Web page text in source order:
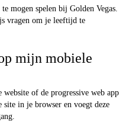
mogen spelen bij Golden Vegas.
vragen om je leeftijd te
mijn mobiele
of de progressive web app
site in je browser en voegt deze